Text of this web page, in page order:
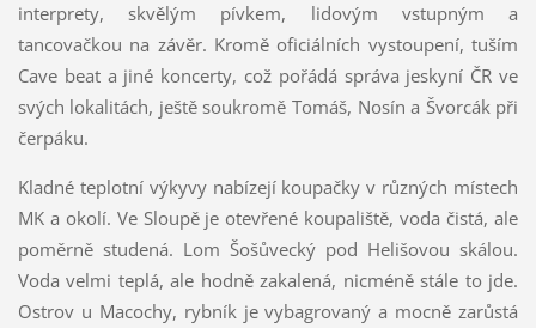
interprety, skvělým pívkem, lidovým vstupným a
tancovačkou na závěr. Kromě oficiálních vystoupení, tuším
Cave beat a jiné koncerty, což pořádá správa jeskyní ČR ve
svých lokalitách, ještě soukromě Tomáš, Nosín a Švorcák při
čerpáku.
Kladné teplotní výkyvy nabízejí koupačky v různých místech
MK a okolí. Ve Sloupě je otevřené koupaliště, voda čistá, ale
poměrně studená. Lom Šošůvecký pod Helišovou skálou.
Voda velmi teplá, ale hodně zakalená, nicméně stále to jde.
Ostrov u Macochy, rybník je vybagrovaný a mocně zarůstá